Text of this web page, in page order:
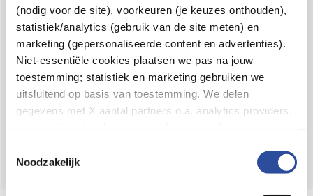
(nodig voor de site), voorkeuren (je keuzes onthouden),
statistiek/analytics (gebruik van de site meten) en
marketing (gepersonaliseerde content en advertenties).
Niet-essentiële cookies plaatsen we pas na jouw
toestemming; statistiek en marketing gebruiken we
uitsluitend op basis van toestemming. We delen
gegevens met X aantal partners o.a. analytics providers,
en de bewaartermijnen per categorie. Je kunt je keuze op
Noodzakelijk
Over DA
Klantenservice
Assortiment
VolgDAop: